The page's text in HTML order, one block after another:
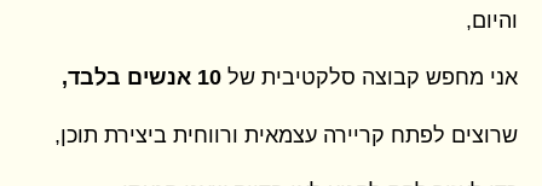
והיום,
אני מחפש קבוצה סלקטיבית של
שרוצים לפתח קריירה עצמאית ורווחית ביצירת תוכן,